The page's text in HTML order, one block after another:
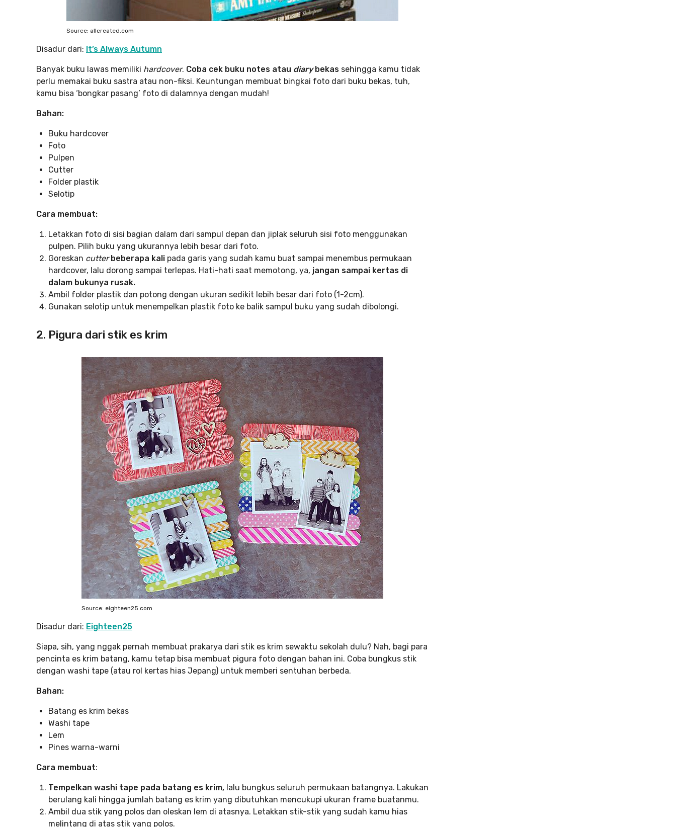
Source: allcreated.com
Disadur dari: It’s Always Autumn
Banyak buku lawas memiliki hardcover. Coba cek buku notes atau diarybekas sehingga kamu tidak
perlu memakai buku sastra atau non-fiksi. Keuntungan membuat bingkai foto dari buku bekas, tuh,
kamu bisa ‘bongkar pasang’ foto di dalamnya dengan mudah!
Bahan:
Buku hardcover
Foto
Pulpen
Cutter
Folder plastik
Selotip
Cara membuat:
Letakkan foto di sisi bagian dalam dari sampul depan dan jiplak seluruh sisi foto menggunakan
pulpen. Pilih buku yang ukurannya lebih besar dari foto.
Goreskan cutter beberapa kali pada garis yang sudah kamu buat sampai menembus permukaan
hardcover, lalu dorong sampai terlepas. Hati-hati saat memotong, ya, jangan sampai kertas di
dalam bukunya rusak.
Ambil folder plastik dan potong dengan ukuran sedikit lebih besar dari foto (1-2cm).
Gunakan selotip untuk menempelkan plastik foto ke balik sampul buku yang sudah dibolongi.
2. Pigura dari stik es krim
Source: eighteen25.com
Disadur dari: Eighteen25
Siapa, sih, yang nggak pernah membuat prakarya dari stik es krim sewaktu sekolah dulu? Nah, bagi para
pencinta es krim batang, kamu tetap bisa membuat pigura foto dengan bahan ini. Coba bungkus stik
dengan washi tape (atau rol kertas hias Jepang) untuk memberi sentuhan berbeda.
Bahan:
Batang es krim bekas
Washi tape
Lem
Pines warna-warni
Cara membuat:
Tempelkan washi tape pada batang es krim, lalu bungkus seluruh permukaan batangnya. Lakukan
berulang kali hingga jumlah batang es krim yang dibutuhkan mencukupi ukuran frame buatanmu.
Ambil dua stik yang polos dan oleskan lem di atasnya. Letakkan stik-stik yang sudah kamu hias
melintang di atas stik yang polos.